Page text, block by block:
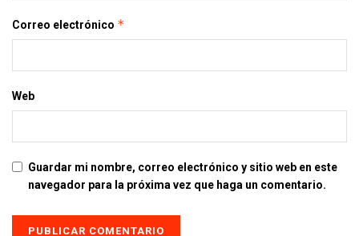
Correo electrónico *
Web
Guardar mi nombre, correo electrónico y sitio web en este
navegador para la próxima vez que haga un comentario.